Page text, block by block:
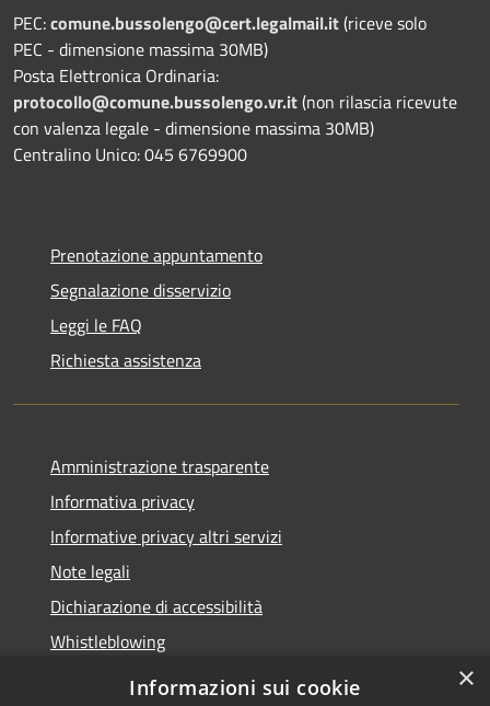
PEC:comune.bussolengo@cert.legalmail.it(riceve solo
PEC - dimensione massima 30MB)
Posta Elettronica Ordinaria:
protocollo@comune.bussolengo.vr.it(non rilascia ricevute
con valenza legale - dimensione massima 30MB)
Centralino Unico: 045 6769900
Prenotazione appuntamento
Segnalazione disservizio
Leggi le FAQ
Richiesta assistenza
Amministrazione trasparente
Informativa privacy
Informative privacy altri servizi
Note legali
Dichiarazione di accessibilità
Whistleblowing
×
Informazioni sui cookie